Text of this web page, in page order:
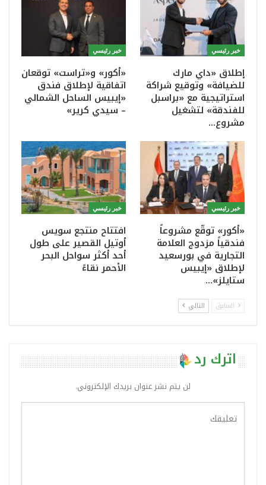
خبر رئيسي
إطلاق «داي مارك
للضيافة» وتوقيع شراكة
استراتيجية مع «براسبل
للفندقة» لتشغيل
مشروع…
خبر رئيسي
«أكور» و«تراست» توقعان
اتفاقية لإطلاق فندق
«إيبيس الساحل الشمالي
– سيدي كرير»
خبر رئيسي
«أكور» توقّع مشروعاً
فندقياً مزدوج العلامة
التجارية في بورسعيد
لإطلاق «إيبيس
ستايلز»…
خبر رئيسي
افتتاح منتجع سويس
أوتيل القصير على طول
أحد أكثر سواحل البحر
الأحمر نقاءً
السابق التالي
اترك رد
لن يتم نشر عنوان بريدك الإلكتروني.